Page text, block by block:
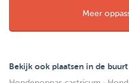
Meer
Bekijk ook plaatsen in de